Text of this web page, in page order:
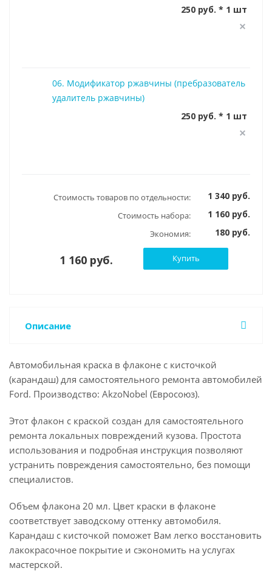
250 руб. * 1 шт
06. Модификатор ржавчины (пребразователь
удалитель ржавчины)
250 руб. * 1 шт
Стоимость товаров по отдельности: 1 340 руб.
Стоимость набора: 1 160 руб.
Экономия: 180 руб.
1 160 руб. Купить
Описание
Автомобильная краска в флаконе с кисточкой
(карандаш) для самостоятельного ремонта автомобилей
Ford. Производство: AkzoNobel (Евросоюз).
Этот флакон с краской создан для самостоятельного
ремонта локальных повреждений кузова. Простота
использования и подробная инструкция позволяют
устранить повреждения самостоятельно, без помощи
специалистов.
Объем флакона 20 мл. Цвет краски в флаконе
соответствует заводскому оттенку автомобиля.
Карандаш с кисточкой поможет Вам легко восстановить
лакокрасочное покрытие и сэкономить на услугах
мастерской.